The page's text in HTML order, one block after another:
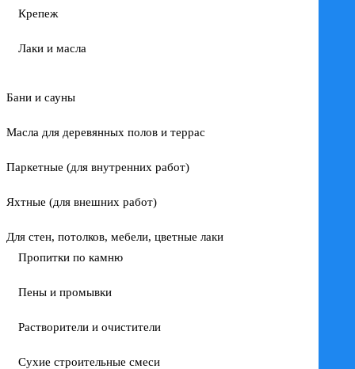
Крепеж
Лаки и масла
Бани и сауны
Масла для деревянных полов и террас
Паркетные (для внутренних работ)
Яхтные (для внешних работ)
Для стен, потолков, мебели, цветные лаки
Пропитки по камню
Пены и промывки
Растворители и очистители
Сухие строительные смеси